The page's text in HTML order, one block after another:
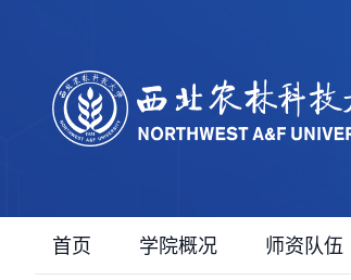
首页 学院概况 师资队伍